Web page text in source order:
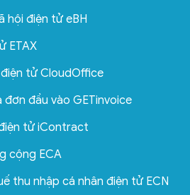
hội điện tử eBH
ETAX
tử CloudOffice
đơn đầu vào GETinvoice
tử iContract
cộng ECA
thu nhập cá nhân điện tử ECN